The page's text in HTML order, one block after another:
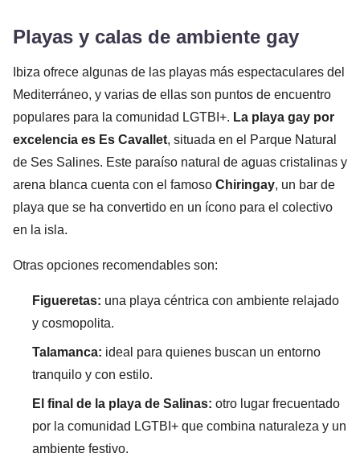
Playas y calas de ambiente gay
Ibiza ofrece algunas de las playas más espectaculares del
Mediterráneo, y varias de ellas son puntos de encuentro
populares para la comunidad LGTBI+. La playa gay por
excelencia es Es Cavallet, situada en el Parque Natural
de Ses Salines. Este paraíso natural de aguas cristalinas y
arena blanca cuenta con el famoso Chiringay, un bar de
playa que se ha convertido en un ícono para el colectivo
en la isla.
Otras opciones recomendables son:
Figueretas: una playa céntrica con ambiente relajado
y cosmopolita.
Talamanca: ideal para quienes buscan un entorno
tranquilo y con estilo.
El final de la playa de Salinas: otro lugar frecuentado
por la comunidad LGTBI+ que combina naturaleza y un
ambiente festivo.